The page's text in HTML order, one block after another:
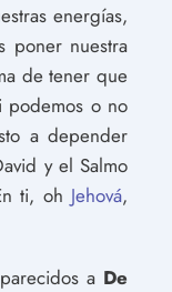
energías,
poner nuestra
de tener que
podemos o no
a depender
y el Salmo
ti, oh Jehová,
a De